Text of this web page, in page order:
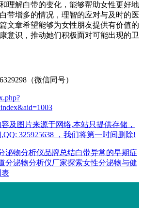
理解白带的变化，能够帮助女性更好地
带增多的情况，理智的应对与及时的医
文章希望能够为女性朋友提供有价值的
意识，推动她们积极面对可能出现的卫
（微信同号）
及图片来源于网络,本站只提供存储，
325925638 ，我们将第一时间删除!
泌物分析仪品牌总结白带异常的早期症
分泌物分析仪厂家探索女性分泌物与健